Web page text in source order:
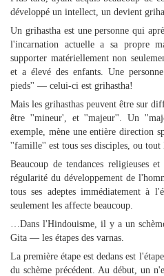
développé un intellect, un devient
Un grihastha est une personne qui
l'incarnation actuelle a sa propre
supporter matériellement non
et a élevé des enfants. Une
pieds'' — celui-ci est grihastha!
Mais les grihasthas peuvent être sur
être ''mineur', et ''majeur''. Un
exemple, mène une entière direction
''famille'' est tous ses disciples, ou tout
Beaucoup de tendances religieuses
régularité du développement de
tous ses adeptes immédiatement à
seulement les affecte beaucoup.
…Dans l'Hindouisme, il y a un
Gita — les étapes des varnas.
La première étape est dedans est
du schème précédent. Au début, un